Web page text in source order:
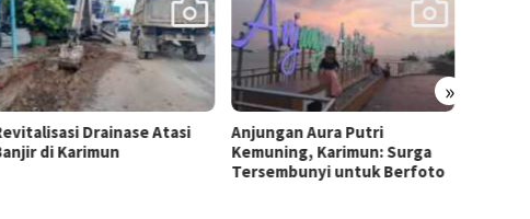
»
Anjungan Aura Putri
Kemuning, Karimun: Surga
Silat Persembahan: Menjaga
Tradisi dan Nilai Budaya